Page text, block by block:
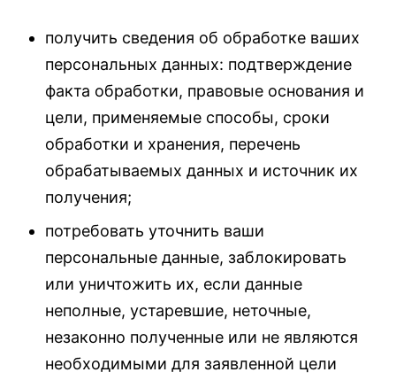
получить сведения об обработке ваших
персональных данных: подтверждение
факта обработки, правовые основания и
цели, применяемые способы, сроки
обработки и хранения, перечень
обрабатываемых данных и источник их
получения;
потребовать уточнить ваши
персональные данные, заблокировать
или уничтожить их, если данные
неполные, устаревшие, неточные,
незаконно полученные или не являются
необходимыми для заявленной цели